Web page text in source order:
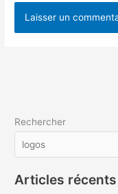
Rechercher
Articles récents